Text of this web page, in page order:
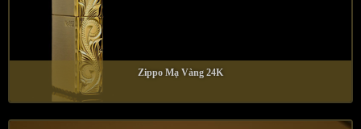
Zippo Mạ Vàng 24K